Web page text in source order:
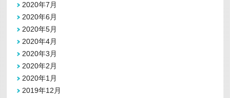
2020年7月
2020年6月
2020年5月
2020年4月
2020年3月
2020年2月
2020年1月
2019年12月